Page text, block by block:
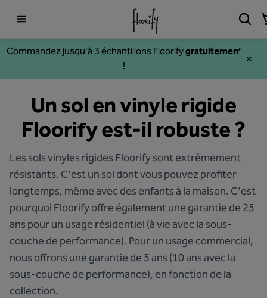
Commandez jusqu'à 3 échantillons Floorifygratuitement
!
Un sol en vinyle rigide
Floorify est-il robuste ?
Les sols vinyles rigides Floorify sont extrêmement
résistants. C'est un sol dont vous pouvez profiter
longtemps, même avec des enfants à la maison. C'est
pourquoi Floorify offre également une garantie de 25
ans pour un usage résidentiel (à vie avec la sous-
couche de performance). Pour un usage commercial,
nous offrons une garantie de 5 ans (10 ans avec la
sous-couche de performance), en fonction de la
collection.